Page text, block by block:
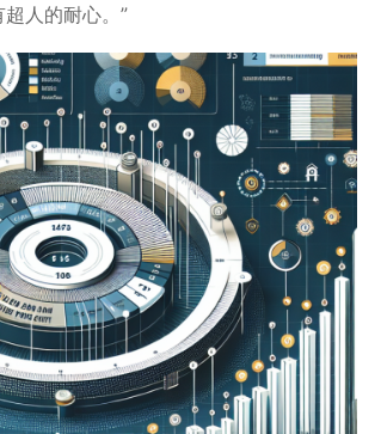
人的耐心。”